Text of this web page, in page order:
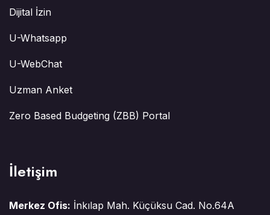
Dijital İzin
U-Whatsapp
U-WebChat
Uzman Anket
Zero Based Budgeting (ZBB) Portal
İletişim
Merkez Ofis: İnkılap Mah. Küçüksu Cad. No.64A